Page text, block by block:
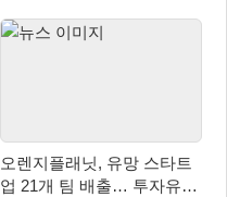
오렌지플래닛, 유망 스타트
업 21개 팀 배출… 투자유치∙